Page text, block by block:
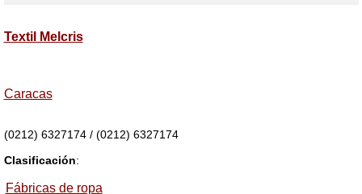
Textil Melcris
Caracas
(0212) 6327174 / (0212) 6327174
Clasificación:
Fábricas de ropa